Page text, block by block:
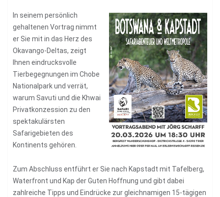
In seinem persönlich
gehaltenen Vortrag nimmt
er Sie mit in das Herz des
Okavango-Deltas, zeigt
Ihnen eindrucksvolle
Tierbegegnungen im Chobe
Nationalpark und verrät,
warum Savuti und die Khwai
Privatkonzession zu den
spektakulärsten
Safarigebieten des
Kontinents gehören.
Zum Abschluss entführt er Sie nach Kapstadt mit Tafelberg,
Waterfront und Kap der Guten Hoffnung und gibt dabei
zahlreiche Tipps und Eindrücke zur gleichnamigen 15-tägigen